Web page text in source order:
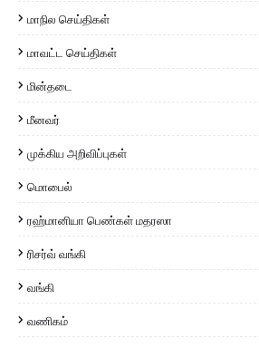
மாநில செய்திகள்
மாவட்ட செய்திகள்
மின்தடை
மீனவர்
முக்கிய அறிவிப்புகள்
மொபைல்
ரஹ்மானியா பெண்கள் மதரஸா
ரிசர்வ் வங்கி
வங்கி
வணிகம்